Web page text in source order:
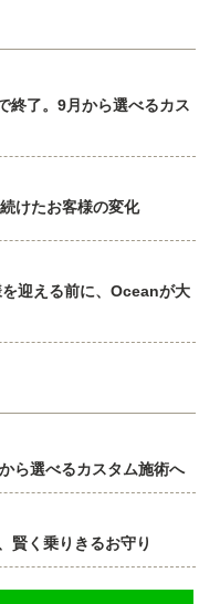
終了。9月から選べるカス
けたお客様の変化
を迎える前に、Oceanが大
ら選べるカスタム施術へ
賢く乗りきるお守り